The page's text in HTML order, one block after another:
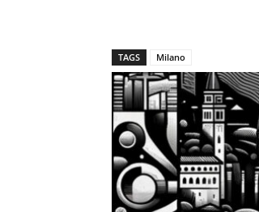
TAGS Milano